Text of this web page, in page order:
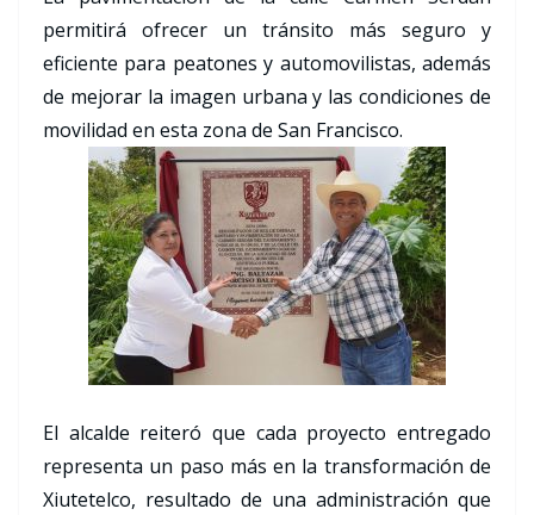
permitirá ofrecer un tránsito más seguro y
eficiente para peatones y automovilistas, además
de mejorar la imagen urbana y las condiciones de
movilidad en esta zona de San Francisco.
El alcalde reiteró que cada proyecto entregado
representa un paso más en la transformación de
Xiutetelco, resultado de una administración que